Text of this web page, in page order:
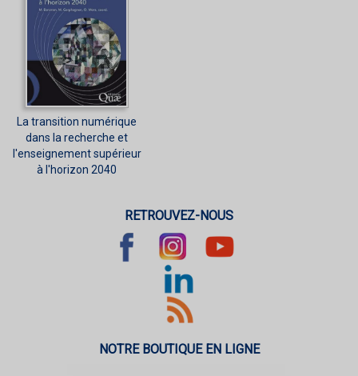
La transition numérique
dans la recherche et
l'enseignement supérieur
à l'horizon 2040
RETROUVEZ-NOUS
NOTRE BOUTIQUE EN LIGNE